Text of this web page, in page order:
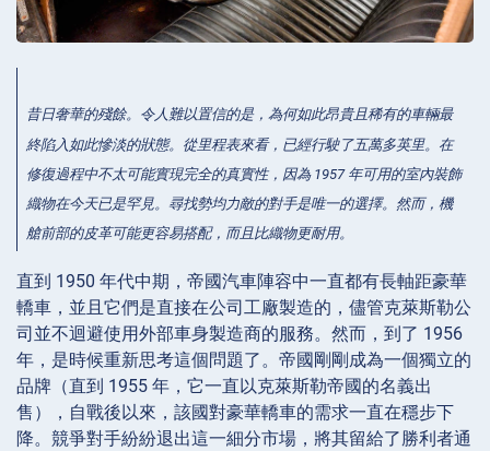
昔日奢華的殘餘。令人難以置信的是，為何如此昂貴且稀有的車輛最
終陷入如此慘淡的狀態。從里程表來看，已經行駛了五萬多英里。在
修復過程中不太可能實現完全的真實性，因為 1957 年可用的室內裝飾
織物在今天已是罕見。尋找勢均力敵的對手是唯一的選擇。然而，機
艙前部的皮革可能更容易搭配，而且比織物更耐用。
直到 1950 年代中期，帝國汽車陣容中一直都有長軸距豪華
轎車，並且它們是直接在公司工廠製造的，儘管克萊斯勒公
司並不迴避使用外部車身製造商的服務。然而，到了 1956
年，是時候重新思考這個問題了。帝國剛剛成為一個獨立的
品牌（直到 1955 年，它一直以克萊斯勒帝國的名義出
售），自戰後以來，該國對豪華轎車的需求一直在穩步下
降。競爭對手紛紛退出這一細分市場，將其留給了勝利者通